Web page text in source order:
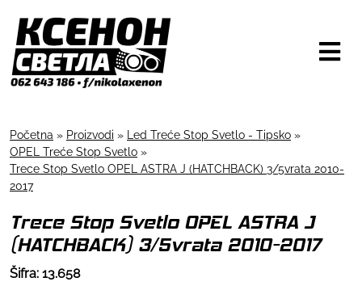
Početna » Proizvodi » Led Treće Stop Svetlo - Tipsko »
OPEL Treće Stop Svetlo »
Trece Stop Svetlo OPEL ASTRA J (HATCHBACK) 3/5vrata 2010-
2017
Trece Stop Svetlo OPEL ASTRA J
(HATCHBACK) 3/5vrata 2010-2017
Šifra: 13.658